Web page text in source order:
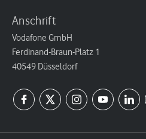
Anschrift
Vodafone GmbH
Ferdinand-Braun-Platz 1
40549 Düsseldorf